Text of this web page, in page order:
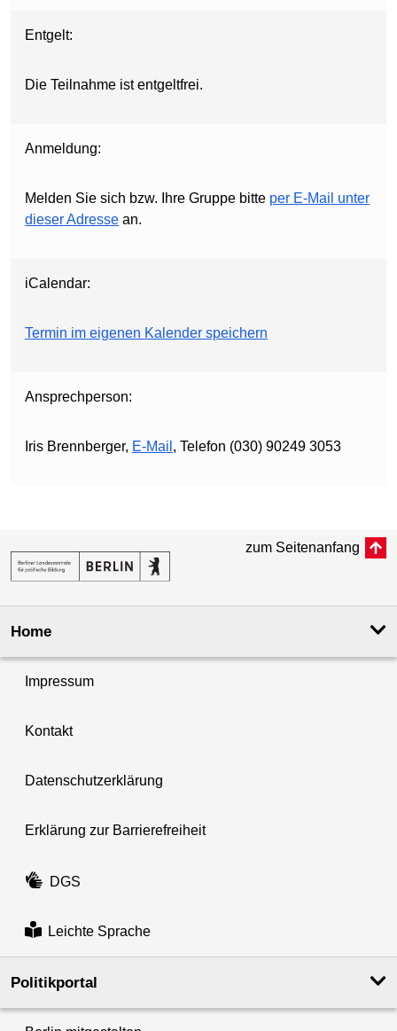
Entgelt:
Die Teilnahme ist entgeltfrei.
Anmeldung:
Melden Sie sich bzw. Ihre Gruppe bitte per E-Mail unter
dieser Adresse an.
iCalendar:
Termin im eigenen Kalender speichern
Ansprechperson:
Iris Brennberger, E-Mail , Telefon (030) 90249 3053
zum Seitenanfang
Home
Impressum
Kontakt
Datenschutzerklärung
Erklärung zur Barrierefreiheit
DGS
Leichte Sprache
Politikportal